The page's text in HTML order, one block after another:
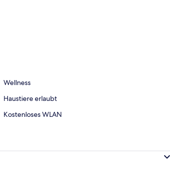
Wellness
Haustiere erlaubt
Kostenloses WLAN